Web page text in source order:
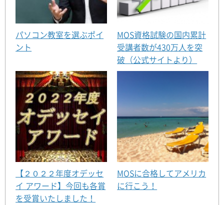
パソコン教室を選ぶポイ
ント
MOS資格試験の国内累計
受講者数が430万人を突
破（公式サイトより）
【２０２２年度オデッセ
イ アワード】今回も各賞
を受賞いたしました！
MOSに合格してアメリカ
に行こう！